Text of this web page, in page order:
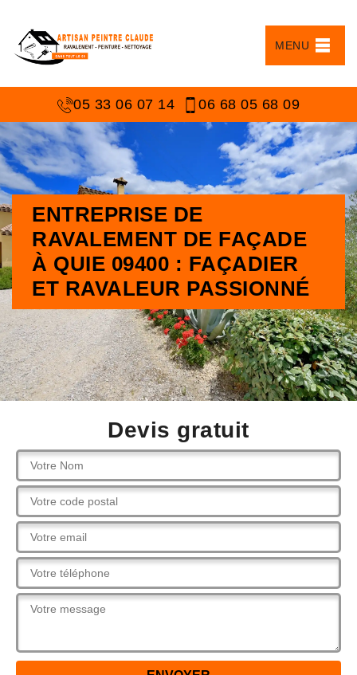
MENU
05 33 06 07 14 06 68 05 68 09
ENTREPRISE DE
RAVALEMENT DE FAÇADE
À QUIE 09400 : FAÇADIER
ET RAVALEUR PASSIONNÉ
Devis gratuit